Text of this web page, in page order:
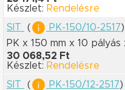
Készlet: Rendelésre
SIT
( PK-150/10-2517)
PK x 150 mm x 10 pályás
30 068,52 Ft
Készlet: Rendelésre
SIT
( PK-150/12-2517)